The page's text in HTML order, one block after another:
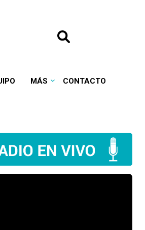
MÁS CONTACTO